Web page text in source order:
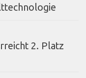
2. Platz